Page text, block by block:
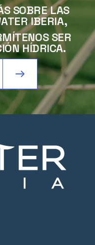
SOBRE LAS
IBERIA,
SER
HÍDRICA.